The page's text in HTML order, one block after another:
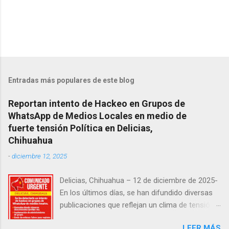
Entradas más populares de este blog
Reportan intento de Hackeo en Grupos de
WhatsApp de Medios Locales en medio de
fuerte tensión Política en Delicias,
Chihuahua
-diciembre 12, 2025
Delicias, Chihuahua – 12 de diciembre de 2025-
En los últimos días, se han difundido diversas
publicaciones que reflejan un clima de tensión